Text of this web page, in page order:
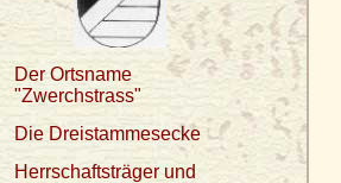
Der Ortsname
"Zwerchstrass"
Die Dreistammesecke
Herrschaftsträger und